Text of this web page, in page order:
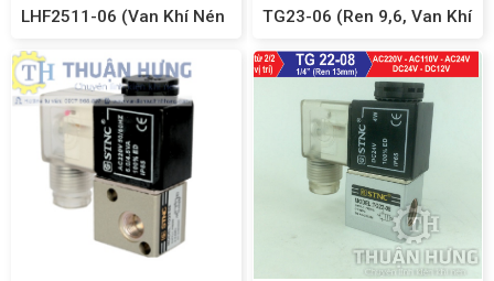
LHF2511-06 (Van Khí Nén
FESTO)
TG23-06 (Ren 9,6, Van Khí